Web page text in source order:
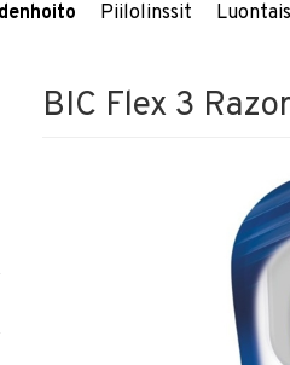
Piilolinssit
BIC Flex 3 Razor